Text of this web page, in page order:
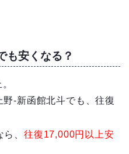
も安くなる？
-新函館北斗でも、往復
ら、往復17,000円以上安